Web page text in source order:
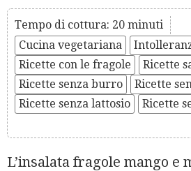
Tempo di cottura: 20 minuti
Cucina vegetariana
Ricette con le fragole
Ricette
Ricette senza burro
Ricette
Ricette senza lattosio
Ricette
L’insalata fragole mango e